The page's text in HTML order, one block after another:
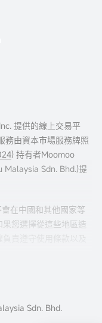
提供的線上交易平
務由資本市場服務牌照
) 持有者Moomoo
Malaysia Sdn. Bhd.)提
在中國和其他國家等
您選擇從這些地區造
Sdn. Bhd.